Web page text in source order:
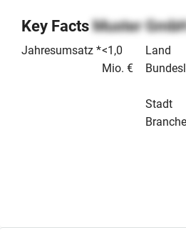
Key FactsMuster
Jahresumsatz *<1,0
Mio. €
Land
Stadt
Branche